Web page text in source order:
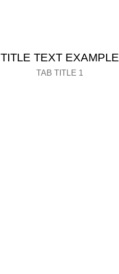
TITLE TEXT EXAMPLE
TAB TITLE 1